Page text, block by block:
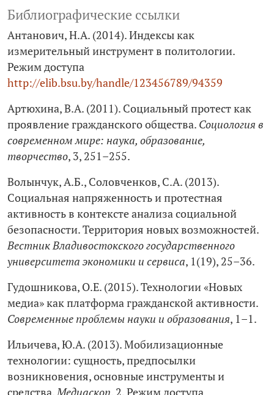
Библиографические ссылки
Антанович, Н.А. (2014). Индексы как
измерительный инструмент в политологии.
Режим доступа
http://elib.bsu.by/handle/123456789/94359
Артюхина, В.А. (2011). Социальный протест как
проявление гражданского общества. Социология в
современном мире: наука, образование,
творчество, 3, 251–255.
Волынчук, А.Б., Соловченков, С.А. (2013).
Социальная напряженность и протестная
активность в контексте анализа социальной
безопасности. Территория новых возможностей.
Вестник Владивостокского государственного
университета экономики и сервиса, 1(19), 25–36.
Гудошникова, О.Е. (2015). Технологии «Новых
медиа» как платформа гражданской активности.
Современные проблемы науки и образования, 1–1.
Ильичева, Ю.А. (2013). Мобилизационные
технологии: сущность, предпосылки
возникновения, основные инструменты и